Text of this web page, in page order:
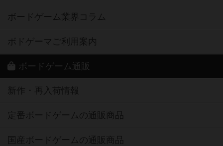
ボードゲーム業界コラム
ボドゲーマご利用案内
ボードゲーム通販
新作・再入荷情報
定番ボードゲームの通販商品
国産ボードゲームの通販商品